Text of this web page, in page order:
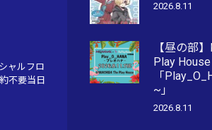
ャルフロ
不要当日
2026.8.11
【昼の部
Play
「
~」
2026.8.11